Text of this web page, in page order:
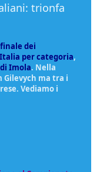
trionfa
dei
per categoria,
Imola. Nella
ma tra i
Vediamo i